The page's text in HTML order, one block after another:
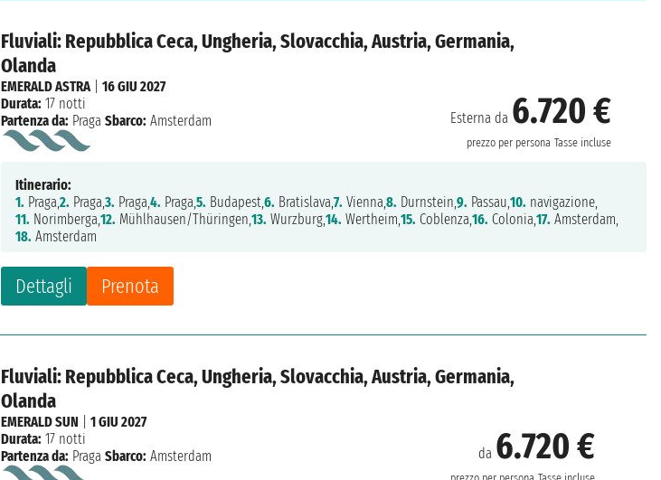
Fluviali: Repubblica Ceca, Ungheria, Slovacchia, Austria, Germania,
Olanda
Esterna da 6.720 €
prezzo per persona Tasse incluse
Dettagli Prenota
EMERALD ASTRA|16 GIU 2027
Durata: 17 notti
Partenza da: Praga Sbarco: Amsterdam
Itinerario:
1. Praga,2. Praga,3. Praga,4. Praga,5. Budapest,6. Bratislava,7. Vienna,8. Durnstein,9. Passau,10. navigazione,
11. Norimberga,12. Mühlhausen/Thüringen,13. Wurzburg,14. Wertheim,15. Coblenza,16. Colonia,17. Amsterdam,
18. Amsterdam
Fluviali: Repubblica Ceca, Ungheria, Slovacchia, Austria, Germania,
Olanda
da 6.720 €
EMERALD SUN |1 GIU 2027
Durata: 17 notti
Partenza da: Praga Sbarco: Amsterdam